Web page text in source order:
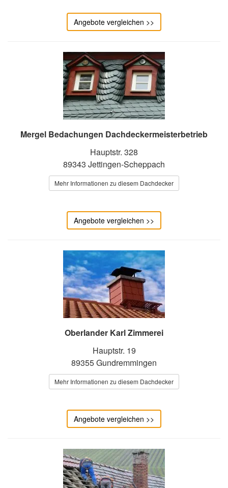
Angebote vergleichen >>
Mergel Bedachungen Dachdeckermeisterbetrieb
Hauptstr. 328
89343 Jettingen-Scheppach
Mehr Informationen zu diesem Dachdecker
Angebote vergleichen >>
Oberlander Karl Zimmerei
Hauptstr. 19
89355 Gundremmingen
Mehr Informationen zu diesem Dachdecker
Angebote vergleichen >>